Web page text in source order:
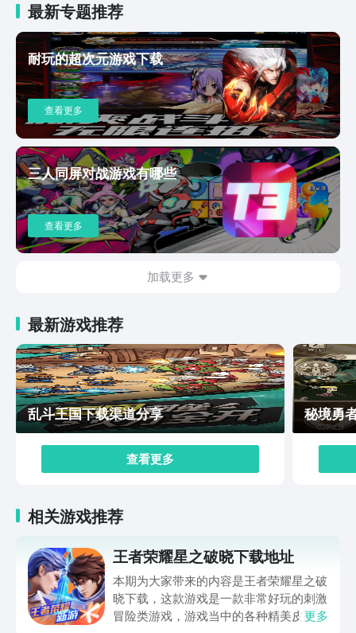
供玩家体验。探索玩法主要是玩家用来刷资源的。其次，
游戏的养成系统非常全面。玩家可以培养自己喜欢的英
雄，升级他们的装备，技能，提升战力。另外，游戏的备
战系统也是一大亮点。玩家可以在备战系统里为角色装备
铭文。游戏对新人玩家十分友好，引导系统做得极其完
善。无论玩家游玩哪个模式，第一次游玩时都会有完善的
提示引导玩家，让玩家快速熟悉游戏玩法。这种设定挺好
的，方便新人玩家入坑。游戏的战斗系统也非常有特色，
玩家的攻击技能都是带击飞效果的，成功将敌人击飞出场
景才能获得胜利。但有些技能又能让角色重新跳回对站
台。因此整个战斗有着很强的竞技性，对玩家操作有很高
的要求。关于王者荣耀星之破晓下载教程的内容就介绍到
这了。从目前游戏内容来看，游戏可游玩内容非常多。
Pve，pvp一个都不少。再加上角色多，每个角色因为技
能定位不同，都值得大家尝试体验，让游戏有极高的可玩
最新专题推荐
耐玩的超次元游戏下载
查看更多
三人同屏对战游戏有哪些
查看更多
加载更多
最新游戏推荐
乱斗王国下载渠道分享
查看更多
秘境勇
相关游戏推荐
王者荣耀星之破晓下载地址
本期为大家带来的内容是王者荣耀星之破
晓下载，这款游戏是一款非常好玩的刺激
冒险类游戏，游戏当中的各种精美皮肤层
更多